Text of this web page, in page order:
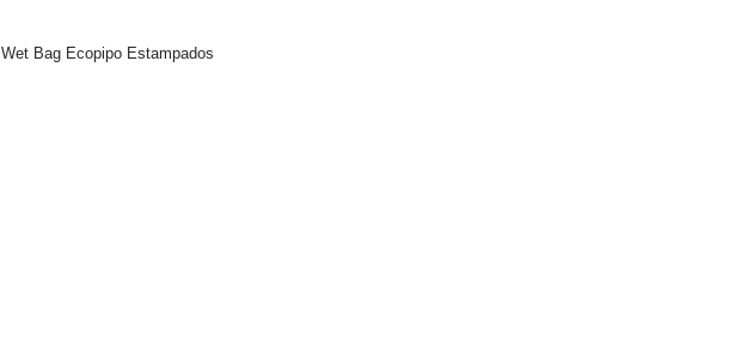
Wet Bag Ecopipo Estampados